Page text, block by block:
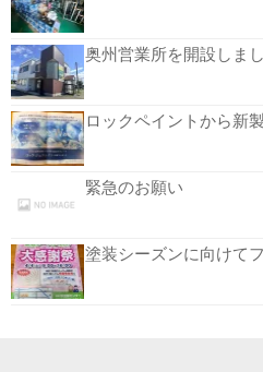
奥州営業所を開設しま
ロックペイントから新
緊急のお願い
塗装シーズンに向けて